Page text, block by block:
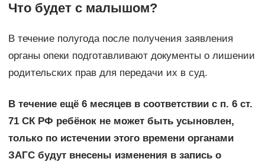
Что будет с малышом?
В течение полугода после получения заявления
органы опеки подготавливают документы о лишении
родительских прав для передачи их в суд.
В течение ещё 6 месяцев в соответствии с п. 6 ст.
71 СК РФ ребёнок не может быть усыновлен,
только по истечении этого времени органами
ЗАГС будут внесены изменения в запись о